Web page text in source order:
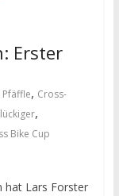
Erster
, Cross-
,
Bike Cup
hat Lars Forster